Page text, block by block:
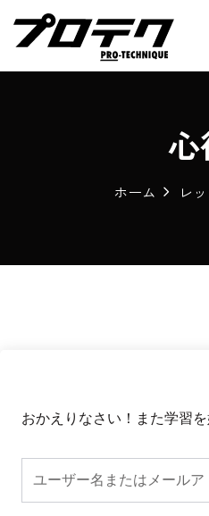
心
ホーム レ
おかえりなさい！また学習を